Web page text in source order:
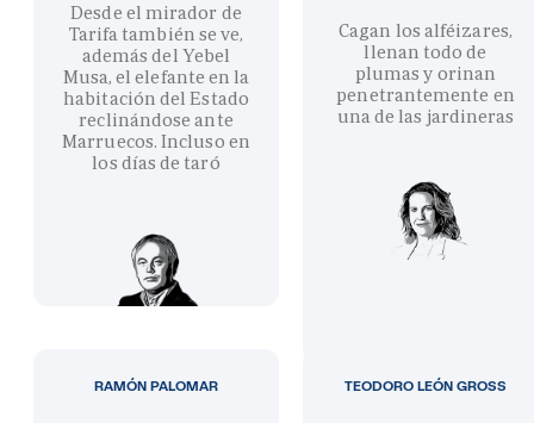
Desde el mirador de
Tarifa también se ve,
además del Yebel
Musa, el elefante en la
habitación del Estado
reclinándose ante
Marruecos. Incluso en
los días de taró
Cagan los alféizares,
llenan todo de
plumas y orinan
penetrantemente en
una de las jardineras
RAMÓN PALOMAR TEODORO LEÓN GROSS